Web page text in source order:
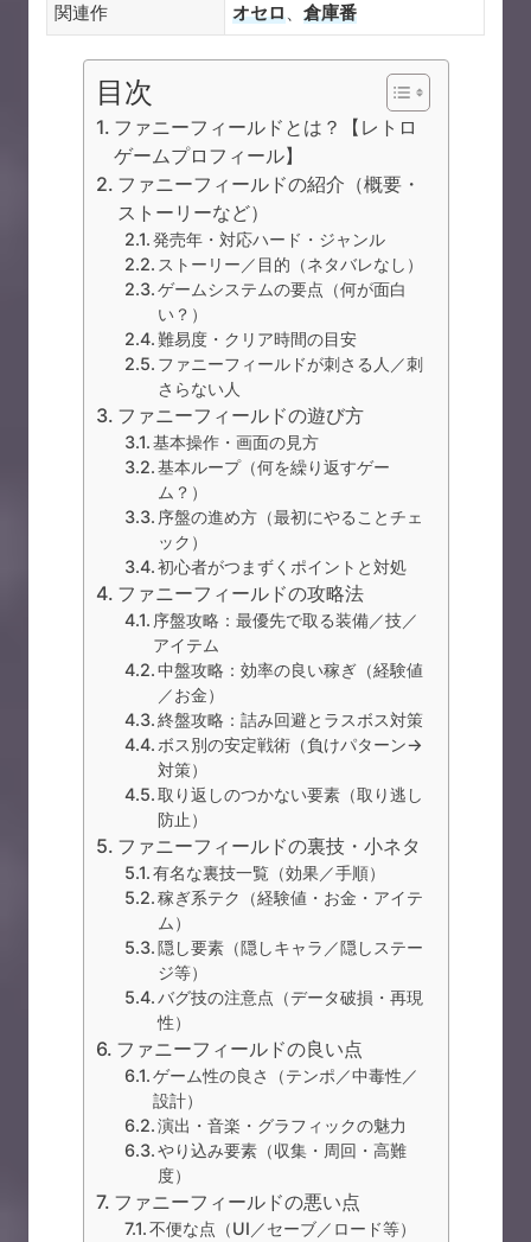
関連作
オセロ、 倉庫番
目次
ファニーフィールドとは？【レトロ
ゲームプロフィール】
ファニーフィールドの紹介（概要・
ストーリーなど）
発売年・対応ハード・ジャンル
ストーリー／目的（ネタバレなし）
ゲームシステムの要点（何が面白
い？）
難易度・クリア時間の目安
ファニーフィールドが刺さる人／刺
さらない人
ファニーフィールドの遊び方
基本操作・画面の見方
基本ループ（何を繰り返すゲー
ム？）
序盤の進め方（最初にやることチェ
ック）
初心者がつまずくポイントと対処
ファニーフィールドの攻略法
序盤攻略：最優先で取る装備／技／
アイテム
中盤攻略：効率の良い稼ぎ（経験値
／お金）
終盤攻略：詰み回避とラスボス対策
ボス別の安定戦術（負けパターン→
対策）
取り返しのつかない要素（取り逃し
防止）
ファニーフィールドの裏技・小ネタ
有名な裏技一覧（効果／手順）
稼ぎ系テク（経験値・お金・アイテ
ム）
隠し要素（隠しキャラ／隠しステー
ジ等）
バグ技の注意点（データ破損・再現
性）
ファニーフィールドの良い点
ゲーム性の良さ（テンポ／中毒性／
設計）
演出・音楽・グラフィックの魅力
やり込み要素（収集・周回・高難
度）
ファニーフィールドの悪い点
不便な点（UI／セーブ／ロード等）